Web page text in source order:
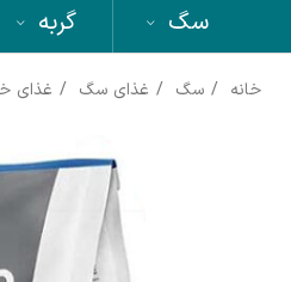
سگ گربه
خانه سگ غذای سگ غذای